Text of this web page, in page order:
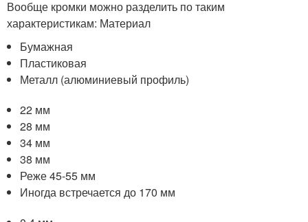
Вообще кромки можно разделить по таким
характеристикам: Материал
Бумажная
Пластиковая
Металл (алюминиевый профиль)
22 мм
28 мм
34 мм
38 мм
Реже 45-55 мм
Иногда встречается до 170 мм